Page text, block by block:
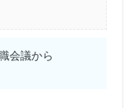
会議から